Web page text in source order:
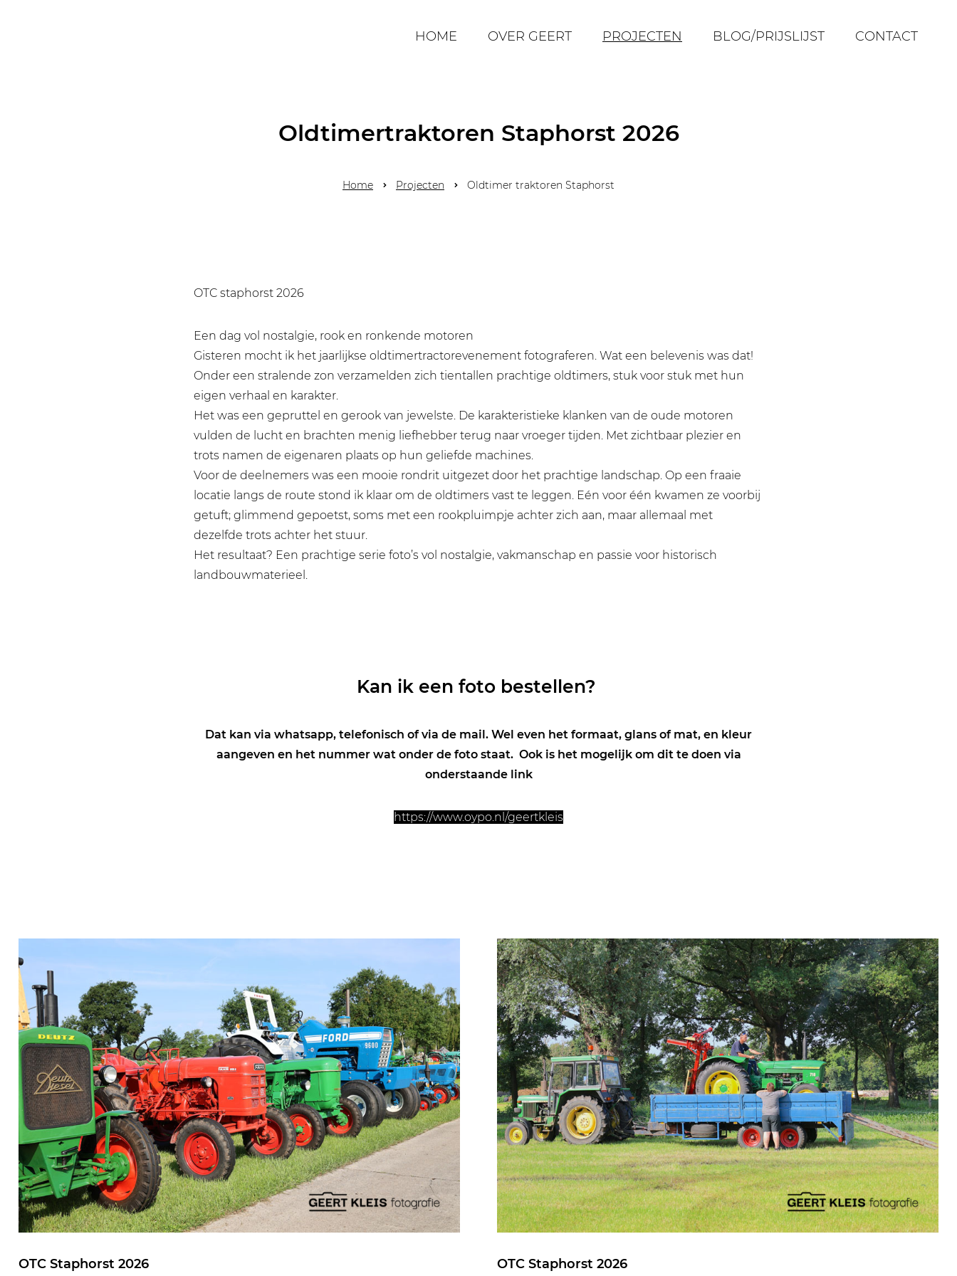
HOME OVER GEERT PROJECTEN BLOG/PRIJSLIJST CONTACT
Oldtimertraktoren Staphorst 2026
Home Projecten Oldtimer traktoren Staphorst
OTC staphorst 2026
Een dag vol nostalgie, rook en ronkende motoren
Gisteren mocht ik het jaarlijkse oldtimertractorevenement fotograferen. Wat een belevenis was dat!
Onder een stralende zon verzamelden zich tientallen prachtige oldtimers, stuk voor stuk met hun
eigen verhaal en karakter.
Het was een gepruttel en gerook van jewelste. De karakteristieke klanken van de oude motoren
vulden de lucht en brachten menig liefhebber terug naar vroeger tijden. Met zichtbaar plezier en
trots namen de eigenaren plaats op hun geliefde machines.
Voor de deelnemers was een mooie rondrit uitgezet door het prachtige landschap. Op een fraaie
locatie langs de route stond ik klaar om de oldtimers vast te leggen. Eén voor één kwamen ze voorbij
getuft; glimmend gepoetst, soms met een rookpluimpje achter zich aan, maar allemaal met
dezelfde trots achter het stuur.
Het resultaat? Een prachtige serie foto’s vol nostalgie, vakmanschap en passie voor historisch
landbouwmaterieel.
Kan ik een foto bestellen?
Dat kan via whatsapp, telefonisch of via de mail. Wel even het formaat, glans of mat, en kleur
aangeven en het nummer wat onder de foto staat. Ook is het mogelijk om dit te doen via
onderstaande link
https://www.oypo.nl/geertkleis
OTC Staphorst 2026 OTC Staphorst 2026